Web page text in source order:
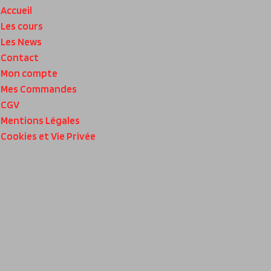
Accueil
Les cours
Les News
Contact
Mon compte
Mes Commandes
CGV
Mentions Légales
Cookies et Vie Privée